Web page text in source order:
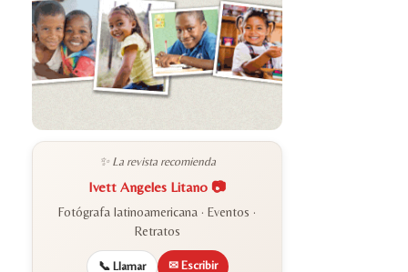
✨ La revista recomienda
Ivett Angeles Litano 📷
Fotógrafa latinoamericana · Eventos ·
Retratos
📞 Llamar ✉ Escribir